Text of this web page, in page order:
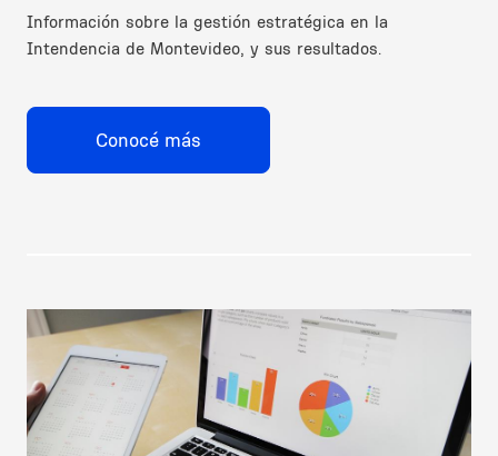
Información sobre la gestión estratégica en la
Intendencia de Montevideo, y sus resultados.
Conocé más
Image